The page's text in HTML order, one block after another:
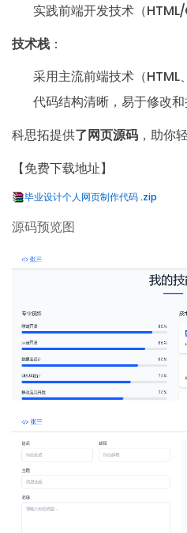
实践前端开发技术（
技术栈 ：
采用主流前端技术（
代码结构清晰，易于修改
科思拓提供了网页源码 ，助你
【免费下载地址】
毕业设计个人网页制作代码 .zip
源码预览图